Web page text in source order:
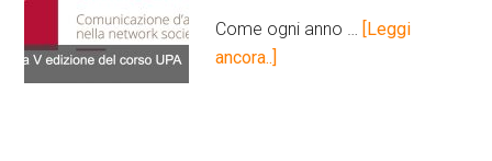
Come ogni anno …
[Leggi
ancora..]